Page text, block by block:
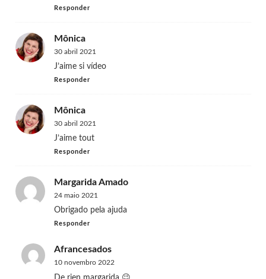
Responder
Mônica
30 abril 2021
J’aime si vídeo
Responder
Mônica
30 abril 2021
J’aime tout
Responder
Margarida Amado
24 maio 2021
Obrigado pela ajuda
Responder
Afrancesados
10 novembro 2022